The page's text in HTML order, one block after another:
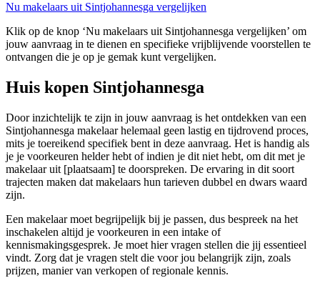
Nu makelaars uit Sintjohannesga vergelijken
Klik op de knop ‘Nu makelaars uit Sintjohannesga vergelijken’ om
jouw aanvraag in te dienen en specifieke vrijblijvende voorstellen te
ontvangen die je op je gemak kunt vergelijken.
Huis kopen Sintjohannesga
Door inzichtelijk te zijn in jouw aanvraag is het ontdekken van een
Sintjohannesga makelaar helemaal geen lastig en tijdrovend proces,
mits je toereikend specifiek bent in deze aanvraag. Het is handig als
je je voorkeuren helder hebt of indien je dit niet hebt, om dit met je
makelaar uit [plaatsaam] te doorspreken. De ervaring in dit soort
trajecten maken dat makelaars hun tarieven dubbel en dwars waard
zijn.
Een makelaar moet begrijpelijk bij je passen, dus bespreek na het
inschakelen altijd je voorkeuren in een intake of
kennismakingsgesprek. Je moet hier vragen stellen die jij essentieel
vindt. Zorg dat je vragen stelt die voor jou belangrijk zijn, zoals
prijzen, manier van verkopen of regionale kennis.